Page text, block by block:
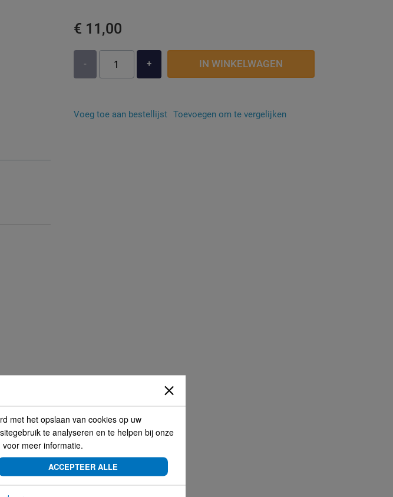
€ 11,00
- + IN WINKELWAGEN
Voeg toe aan bestellijst Toevoegen om te vergelijken
de
speakers
radio
met het opslaan van cookies op uw
te analyseren en te helpen bij onze
meer informatie.
ACCEPTEER ALLE